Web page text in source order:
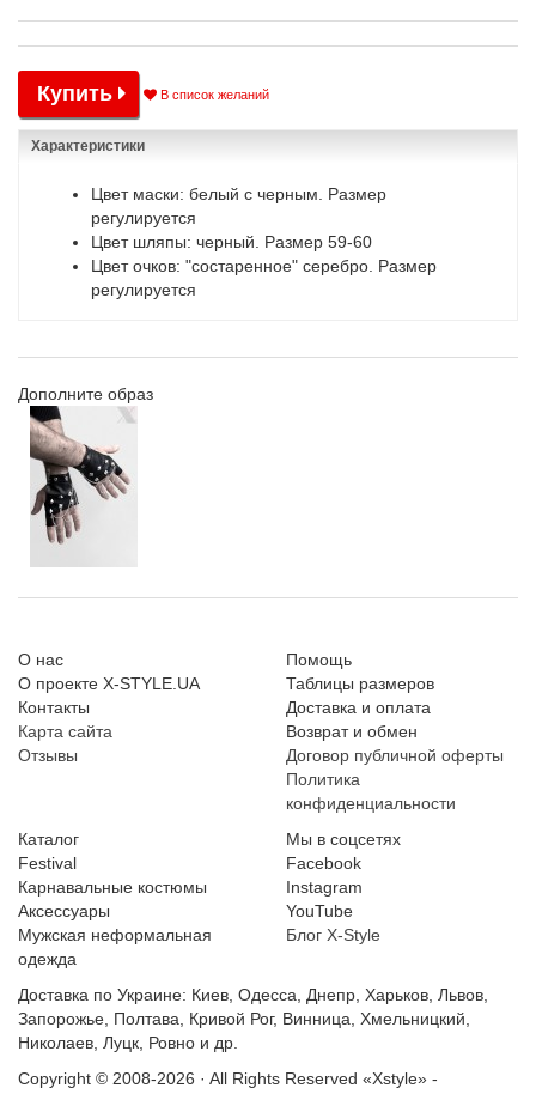
Купить В список желаний
Характеристики
Цвет маски: белый с черным. Размер
регулируется
Цвет шляпы: черный. Размер 59-60
Цвет очков: "состаренное" серебро. Размер
регулируется
Дополните образ
О нас
О проекте X-STYLE.UA
Контакты
Карта сайта
Отзывы
Помощь
Таблицы размеров
Доставка и оплата
Возврат и обмен
Договор публичной оферты
Политика
конфиденциальности
Каталог
Festival
Карнавальные костюмы
Аксессуары
Мужская неформальная
одежда
Мы в соцсетях
Facebook
Instagram
YouTube
Блог X-Style
Доставка по Украине: Киев, Одесса, Днепр, Харьков, Львов,
Запорожье, Полтава, Кривой Рог, Винница, Хмельницкий,
Николаев, Луцк, Ровно и др.
Copyright © 2008-2026 · All Rights Reserved «Xstyle» -